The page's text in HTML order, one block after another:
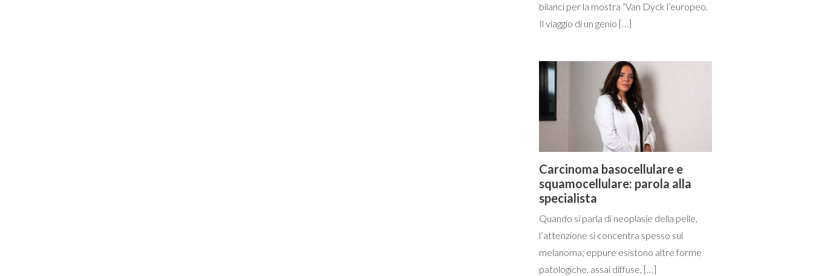
bilanci per la mostra “Van Dyck l’europeo.
Il viaggio di un genio […]
Carcinoma basocellulare e
squamocellulare: parola alla
specialista
Quando si parla di neoplasie della pelle,
l’attenzione si concentra spesso sul
melanoma; eppure esistono altre forme
patologiche, assai diffuse, […]